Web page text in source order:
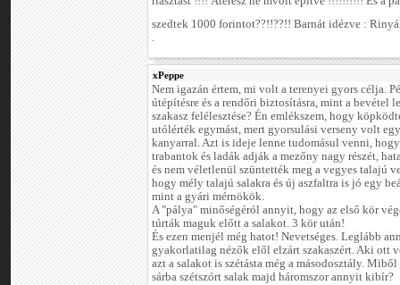
szedtek 1000 forintot??!!??!! Barnát idézve :
.
xPeppe
Nem igazán értem, mi volt a terenyei gyors célja.
útépítésre és a rendőri biztosításra, mint a bevétel
szakasz felélesztése? Én emlékszem, hogy
utólérték egymást, mert gyorsulási verseny volt
kanyarral. Azt is ideje lenne tudomásul venni,
trabantok és ladák adják a mezőny nagy részét,
és nem véletlenül szüntették meg a vegyes talajú
hogy mély talajú salakra és új aszfaltra is jó egy
mint a gyári mérnökök.
A "pálya" minőségéról annyit, hogy az első kör
túrták maguk előtt a salakot. 3 kör után!
És ezen menjél még hatot! Nevetséges. Leglább
gyakorlatilag nézők elől elzárt szakaszért. Aki ott
azt a salakot is szétásta még a másodosztály.
sárba szétszórt salak majd háromszor annyit kibír?